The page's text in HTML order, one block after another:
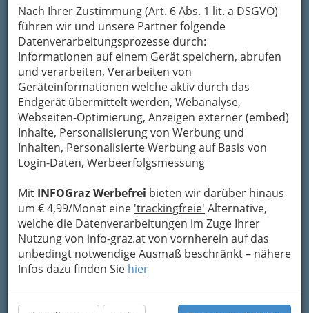
Nach Ihrer Zustimmung (Art. 6 Abs. 1 lit. a DSGVO)
führen wir und unsere Partner folgende
Datenverarbeitungsprozesse durch:
Informationen auf einem Gerät speichern, abrufen
und verarbeiten, Verarbeiten von
Geräteinformationen welche aktiv durch das
Endgerät übermittelt werden, Webanalyse,
Webseiten-Optimierung, Anzeigen externer (embed)
Inhalte, Personalisierung von Werbung und
Inhalten, Personalisierte Werbung auf Basis von
Login-Daten, Werbeerfolgsmessung
Mit INFOGraz Werbefrei bieten wir darüber hinaus
um € 4,99/Monat eine 'trackingfreie' Alternative,
welche die Datenverarbeitungen im Zuge Ihrer
Nutzung von info-graz.at von vornherein auf das
unbedingt notwendige Ausmaß beschränkt – nähere
Infos dazu finden Sie hier
Trachtenbekleidung -
Steireranzug und Dirndl
Mode für 'drunter' - Wäsche
Bademoden
Berufsbekleidung
Damenoberbekleidung - Großhandel
Einzelhandel mit Textilien
Handarbeiten
Handschuhe